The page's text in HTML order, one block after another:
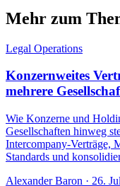
Mehr zum
Legal Operations
Konzernweites
mehrere
Wie Konzerne und
Gesellschaften hinweg
Intercompany-Verträge,
Standards und
Alexander Baron · 26.